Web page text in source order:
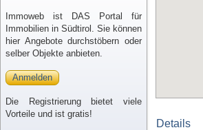
Immoweb ist DAS Portal für
Immobilien in Südtirol. Sie können
hier Angebote durchstöbern oder
selber Objekte anbieten.
Anmelden
Die Registrierung bietet viele
Vorteile und ist gratis!
Details